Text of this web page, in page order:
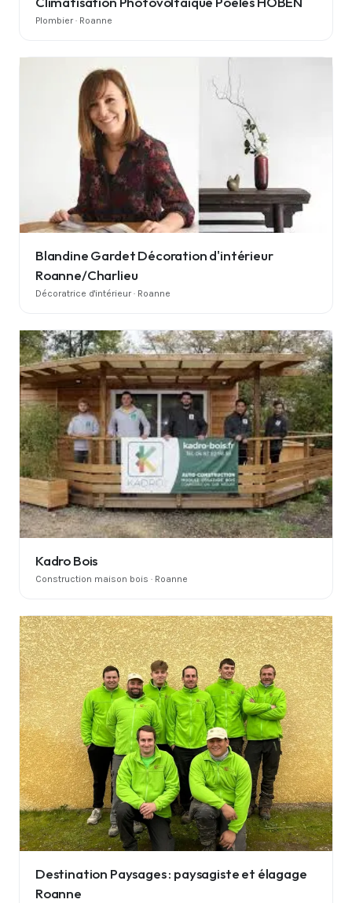
Plombier · Roanne
Blandine Gardet Décoration d'intérieur
Roanne/Charlieu
Décoratrice d'intérieur · Roanne
Kadro Bois
Construction maison bois · Roanne
Destination Paysages : paysagiste et élagage
Roanne